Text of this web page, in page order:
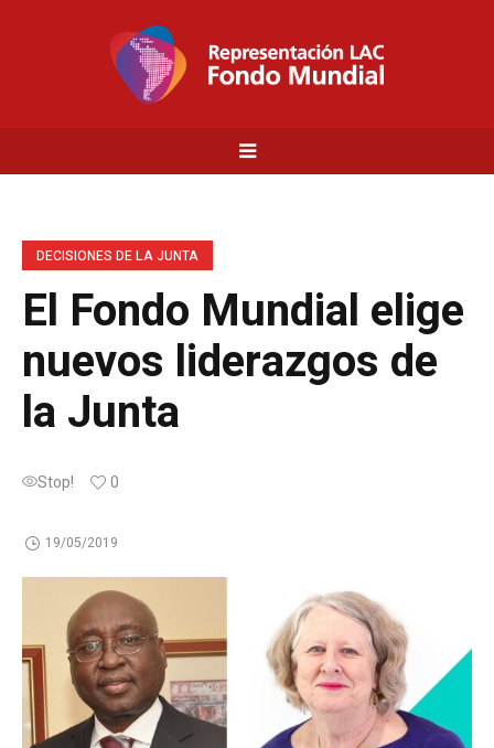
DECISIONES DE LA JUNTA
El Fondo Mundial elige
nuevos liderazgos de
la Junta
Stop! 0
19/05/2019